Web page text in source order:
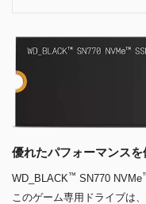
優れたパフォーマンスを
WD_BLACK™ SN770 NVMe
このゲーム専用ドライブは